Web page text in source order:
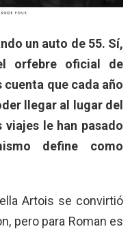
un auto de 55. Sí,
orfebre oficial de
cuenta que cada año
llegar al lugar del
le han pasado
define como
Artois se convirtió
pero para Roman es